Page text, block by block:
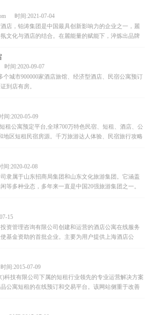
时间:2021-07-04
店，铂涛集团是中国最具创新影响力的企业之一，麗
文化与酒店的结合。在麗能量的赋能下，淬炼出品牌
间:2020-09-07
个城市900000家酒店旅馆、经济型酒店、民宿公寓预订
到店有房。
:2020-05-09
租公寓预定平台,全球700万特色民宿、短租、酒店、公
地区短租民宿房源。千万旅游达人体验、民宿旅行攻略
:2020-02-08
隶属于山东招商局集团和山东文化旅游集团。它涵盖
等多种业态，多年来一直是中国20强旅游集团之一。
15
资管理咨询有限公司创建和运营的酒店公寓在线服务
基金资助的首批企业。主要为用户提供上海酒店公
间:2015-07-09
科技有限公司下属的短租行业领先的专业运营解决方案
公寓短租的在线预订和交易平台。该网站侧重于改善